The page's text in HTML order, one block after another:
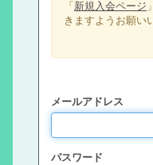
「新規入会ページ
きますようお願い
メールアドレス
パスワード